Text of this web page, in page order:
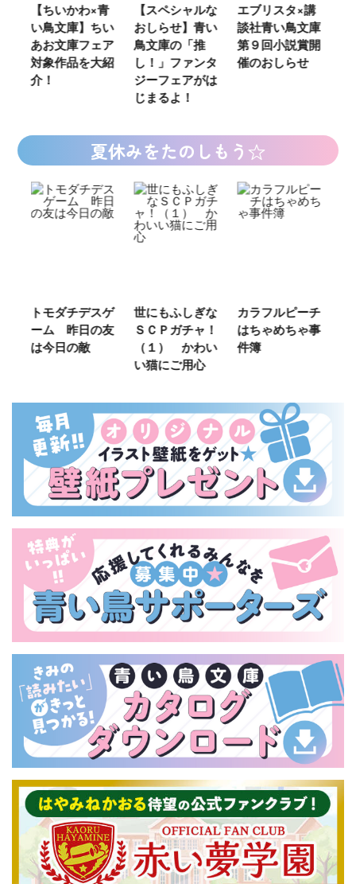
【スペシャルな
おしらせ】青い
鳥文庫の「推
し！」ファンタ
ジーフェアがは
エブリスタ×講
談社青い鳥文庫
第９回小説賞開
催のおしらせ
【速報】『黒魔
女さんが通
る‼』ついにコ
ミカライズ！
夏休みをたのしもう☆
世にもふしぎな
ＳＣＰガチャ！
（１） かわい
カラフルピーチ
はちゃめちゃ事
件簿
長浜高校水族館
部！